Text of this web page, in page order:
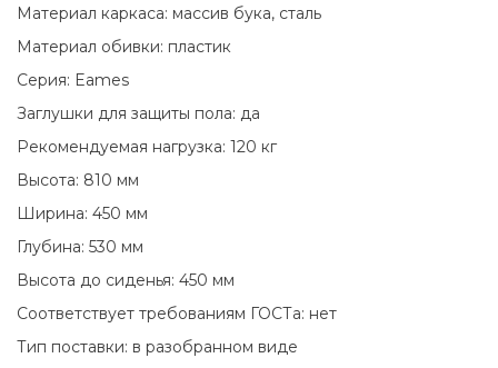
Материал каркаса: массив бука, сталь
Материал обивки: пластик
Серия: Eames
Заглушки для защиты пола: да
Рекомендуемая нагрузка: 120 кг
Высота: 810 мм
Ширина: 450 мм
Глубина: 530 мм
Высота до сиденья: 450 мм
Соответствует требованиям ГОСТа: нет
Тип поставки: в разобранном виде